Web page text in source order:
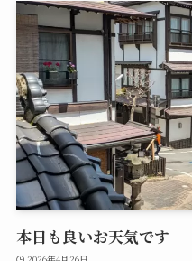
本日も良いお天気です